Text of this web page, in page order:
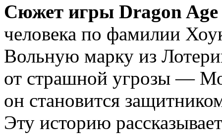
Сюжет игры Dragon
человека по фамилии
Вольную марку из
от страшной угрозы —
он становится
Эту историю